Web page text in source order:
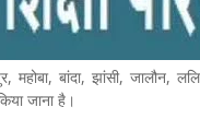
बांदा, झांसी, जालौन,
जाना है।